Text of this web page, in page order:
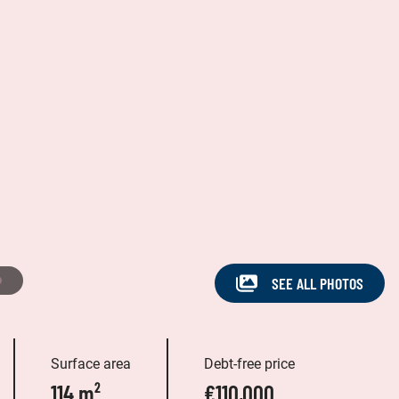
SEE ALL PHOTOS
Surface area
114 m²
Debt-free price
€110,000